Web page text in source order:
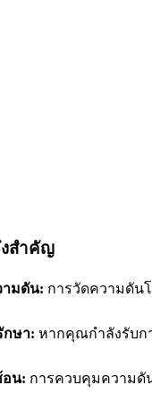
สำคัญ
ามดัน: การวัดความดัน
กษา: หากคุณกำลังรับก
อน: การควบคุมความดั